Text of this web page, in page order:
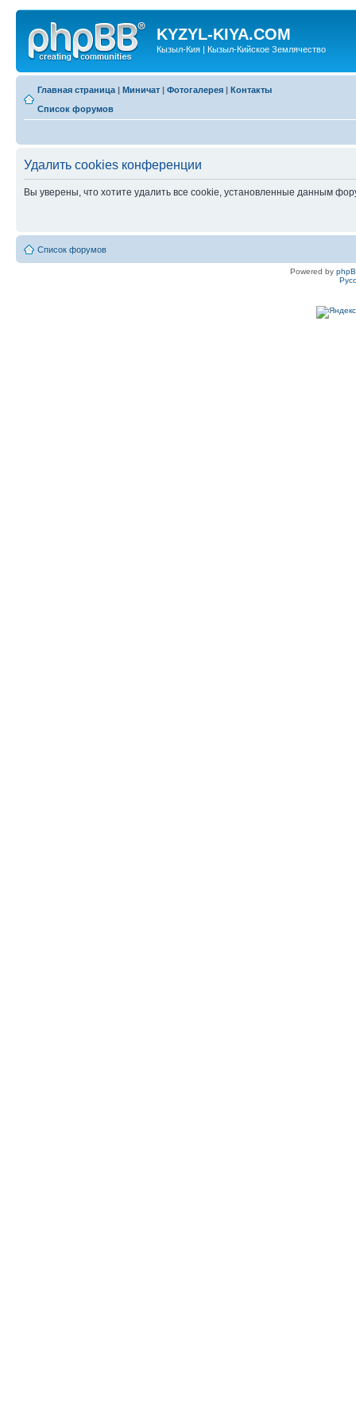
KYZYL-KIYA.COM
Кызыл-Кия | Кызыл-Кийское Землячество
Главная страница | Миничат | Фотогалерея | Контакты
Список форумов
Удалить cookies конференции
Вы уверены, что хотите удалить все cookie, установленные данным
Список форумов
Powered by